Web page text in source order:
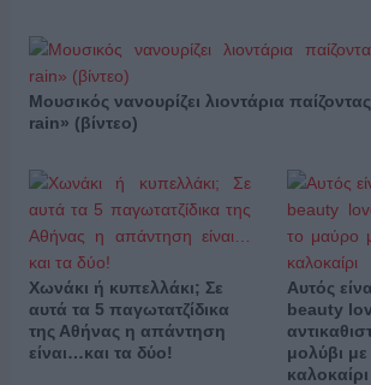
Μουσικός νανουρίζει λιοντάρια
rain» (βίντεο)
Χωνάκι ή κυπελλάκι; Σε
αυτά τα 5 παγωτατζίδικα
της Αθήνας η απάντηση
είναι…και τα δύο!
Αυτός
beauty
μολύβι
καλοκαίρι